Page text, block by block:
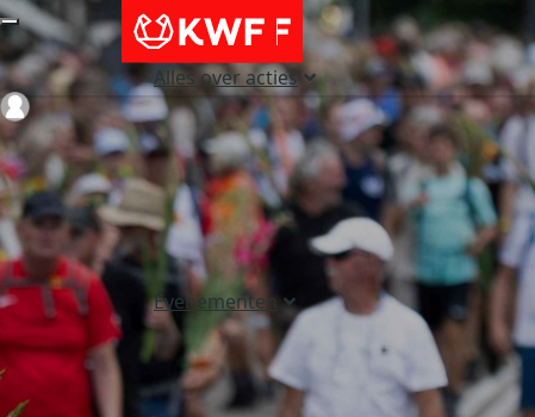
Alles over acties
Evenementen
Login